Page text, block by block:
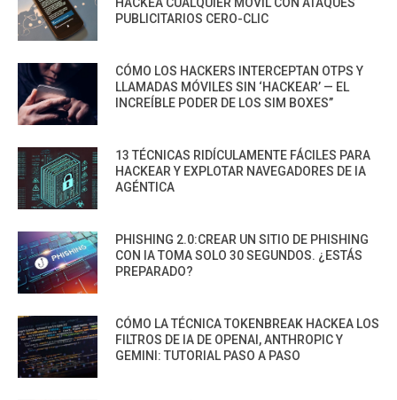
HACKEA CUALQUIER MÓVIL CON ATAQUES
PUBLICITARIOS CERO-CLIC
CÓMO LOS HACKERS INTERCEPTAN OTPS Y
LLAMADAS MÓVILES SIN ‘HACKEAR’ — EL
INCREÍBLE PODER DE LOS SIM BOXES”
13 TÉCNICAS RIDÍCULAMENTE FÁCILES PARA
HACKEAR Y EXPLOTAR NAVEGADORES DE IA
AGÉNTICA
PHISHING 2.0:CREAR UN SITIO DE PHISHING
CON IA TOMA SOLO 30 SEGUNDOS. ¿ESTÁS
PREPARADO?
CÓMO LA TÉCNICA TOKENBREAK HACKEA LOS
FILTROS DE IA DE OPENAI, ANTHROPIC Y
GEMINI: TUTORIAL PASO A PASO